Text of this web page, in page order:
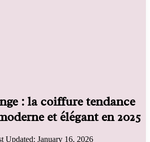
: la coiffure tendance
et élégant en 2025
Updated: January 16, 2026